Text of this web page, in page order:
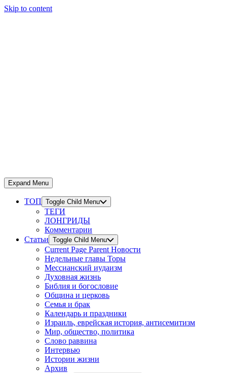
Skip to content
Expand Menu
ТОП Toggle Child Menu
ТЕГИ
ЛОНГРИДЫ
Комментарии
Статьи Toggle Child Menu
Current Page Parent Новости
Недельные главы Торы
Мессианский иудаизм
Духовная жизнь
Библия и богословие
Община и церковь
Семья и брак
Календарь и праздники
Израиль, еврейская история, антисемитизм
Мир, общество, политика
Слово раввина
Интервью
Истории жизни
Архив